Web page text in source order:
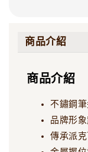
商品介紹
商品介紹
不鏽鋼
品牌形
傳承派